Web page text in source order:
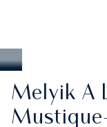
Melyik A